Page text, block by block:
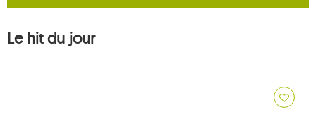
Le hit du jour